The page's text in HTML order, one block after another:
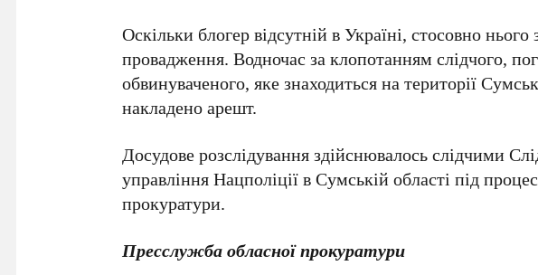
Оскільки блогер відсутній в Україні, стосовно
провадження. Водночас за клопотанням слідчого,
обвинуваченого, яке знаходиться на території
накладено арешт.
Досудове розслідування здійснювалось слідчими
управління Нацполіції в Сумській області під
прокуратури.
Пресслужба обласної прокуратури